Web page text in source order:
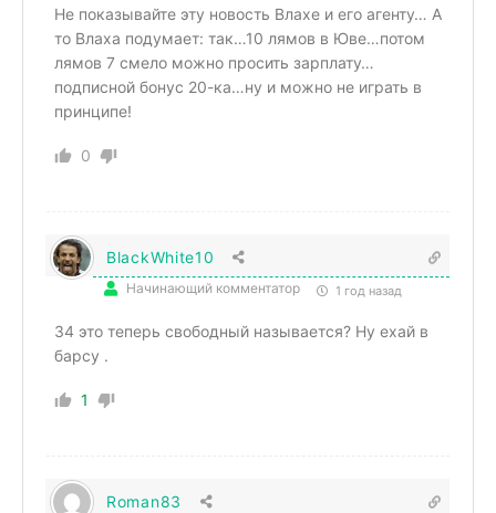
Не показывайте эту новость Влахе и его агенту… А
то Влаха подумает: так…10 лямов в Юве…потом
лямов 7 смело можно просить зарплату…
подписной бонус 20-ка…ну и можно не играть в
принципе!
0
BlackWhite10
Начинающий комментатор 1 год назад
34 это теперь свободный называется? Ну ехай в
барсу .
1
Roman83